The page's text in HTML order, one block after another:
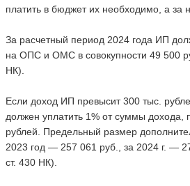
платить в бюджет их необходимо, а за
За расчетный период 2024 года ИП
на ОПС и ОМС в совокупности 49 500
НК).
Если доход ИП превысит 300 тыс.
должен уплатить 1% от суммы
рублей. Предельный размер
2023 год — 257 061 руб., за 2024 г. —
ст. 430 НК).